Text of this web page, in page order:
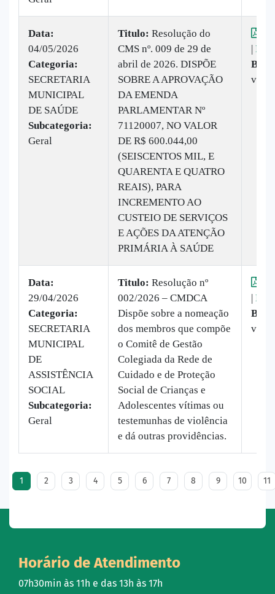
Data:
04/05/2026
Categoria:
SECRETARIA
MUNICIPAL
DE SAÚDE
Subcategoria:
Geral
Titulo: Resolução do
CMS nº. 009 de 29 de
abril de 2026. DISPÕE
SOBRE A APROVAÇÃO
DA EMENDA
PARLAMENTAR Nº
71120007, NO VALOR
DE R$ 600.044,00
(SEISCENTOS MIL, E
QUARENTA E QUATRO
REAIS), PARA
INCREMENTO AO
CUSTEIO DE SERVIÇOS
E AÇÕES DA ATENÇÃO
PRIMÁRIA À SAÚDE
|
vez
Data:
29/04/2026
Categoria:
SECRETARIA
MUNICIPAL
DE
ASSISTÊNCIA
SOCIAL
Subcategoria:
Geral
Titulo: Resolução nº
002/2026 – CMDCA
Dispõe sobre a nomeação
dos membros que compõe
o Comitê de Gestão
Colegiada da Rede de
Cuidado e de Proteção
Social de Crianças e
Adolescentes vítimas ou
testemunhas de violência
e dá outras providências.
|
vez
1 2 3 4 5 6 7 8 9 10 11
Horário de Atendimento
07h30min às 11h e das 13h às 17h